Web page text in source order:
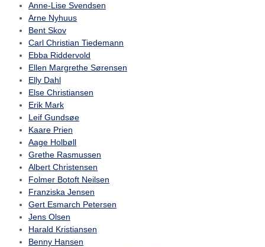
Anne-Lise Svendsen
Arne Nyhuus
Bent Skov
Carl Christian Tiedemann
Ebba Riddervold
Ellen Margrethe Sørensen
Elly Dahl
Else Christiansen
Erik Mark
Leif Gundsøe
Kaare Prien
Aage Holbøll
Grethe Rasmussen
Albert Christensen
Folmer Botoft Neilsen
Franziska Jensen
Gert Esmarch Petersen
Jens Olsen
Harald Kristiansen
Benny Hansen